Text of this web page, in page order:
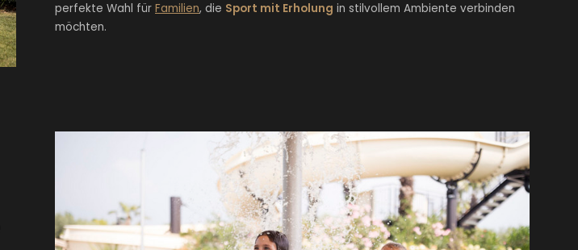
perfekte Wahl für Familien, die Sport mit Erholung in stilvollem Ambiente verbinden
möchten.